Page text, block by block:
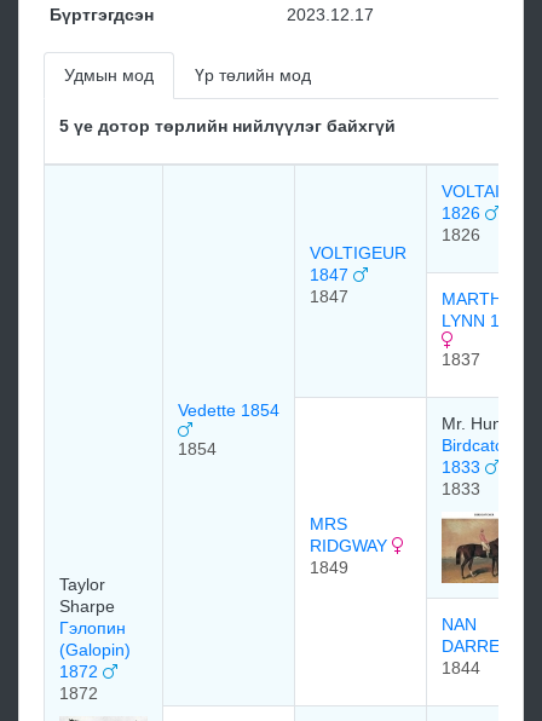
Бүртгэгдсэн
2023.12.17
Удмын мод Үр төлийн мод
5 үе дотор төрлийн нийлүүлэг байхгүй
Taylor
Sharpe
Гэлопин
(Galopin)
1872
1872
Vedette 1854
1854
VOLTIGEUR
1847
1847
VOLTAIRE
1826
1826
MARTHA
LYNN 1837
1837
MRS
RIDGWAY
1849
Mr. Hunter
Birdcatcher
1833
1833
NAN
DARRELL
1844